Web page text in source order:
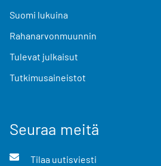
Suomi lukuina
Rahanarvonmuunnin
Tulevat julkaisut
Tutkimusaineistot
Seuraa meitä
Tilaa uutisviesti